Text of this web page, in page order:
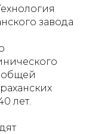
завода
общей
лет.